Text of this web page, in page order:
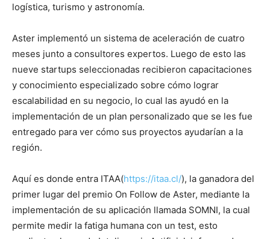
logística, turismo y astronomía.
Aster implementó un sistema de aceleración de cuatro
meses junto a consultores expertos. Luego de esto las
nueve startups seleccionadas recibieron capacitaciones
y conocimiento especializado sobre cómo lograr
escalabilidad en su negocio, lo cual las ayudó en la
implementación de un plan personalizado que se les fue
entregado para ver cómo sus proyectos ayudarían a la
región.
Aquí es donde entra ITAA(https://itaa.cl/), la ganadora del
primer lugar del premio On Follow de Aster, mediante la
implementación de su aplicación llamada SOMNI, la cual
permite medir la fatiga humana con un test, esto